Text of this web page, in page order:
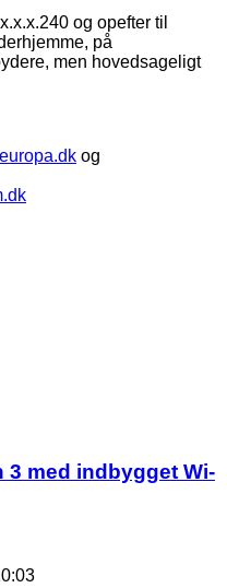
og opefter til
på
men hovedsageligt
og
3 med indbygget Wi-